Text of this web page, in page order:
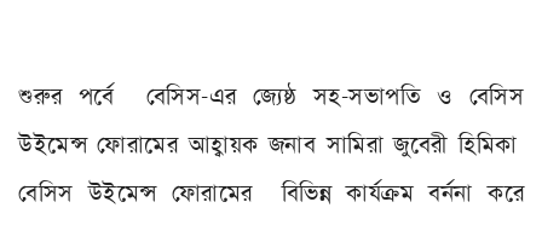
শুরুর পর্বে বেসিস-এর জ্যেষ্ঠ সহ-সভাপতি ও বেসিস
উইমেন্স ফোরামের আহ্বায়ক জনাব সামিরা জুবেরী হিমিকা
বেসিস উইমেন্স ফোরামের বিভিন্ন কার্যক্রম বর্ননা করে